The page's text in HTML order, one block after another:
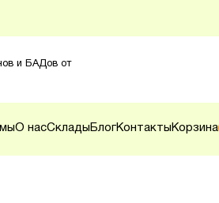
и БАДов от
О насСклады БлогКонтакты Корзина